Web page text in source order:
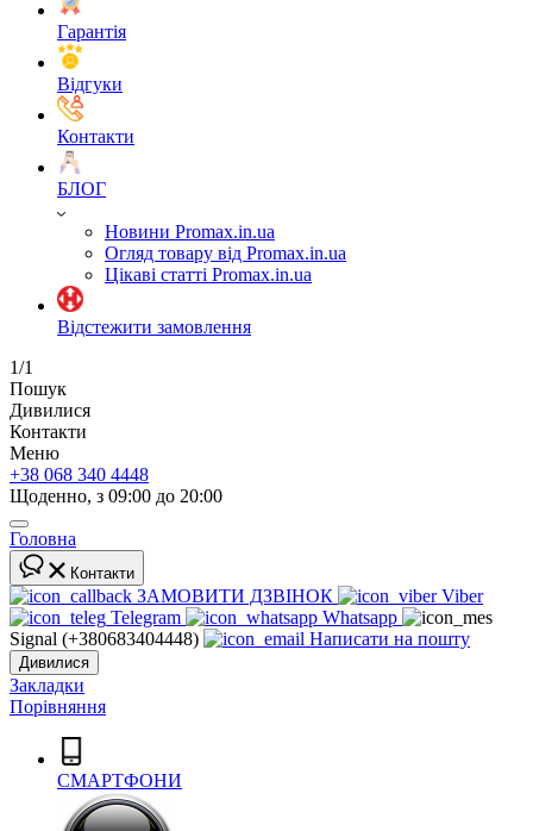
Гарантія
Відгуки
Контакти
БЛОГ
Новини Promax.in.ua
Огляд товару від Promax.in.ua
Цікаві статті Promax.in.ua
Відстежити замовлення
1/1
Пошук
Дивилися
Контакти
Меню
+38 068 340 4448
Щоденно, з 09:00 до 20:00
Головна
Контакти
ЗАМОВИТИ ДЗВІНОК
Viber
Telegram
Whatsapp
Signal (+380683404448)
Написати на пошту
Дивилися
Закладки
Порівняння
СМАРТФОНИ